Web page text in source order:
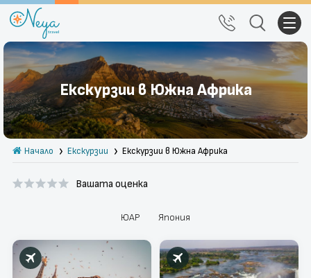
Почивки
Екскурзии
Тръгване от Варна
Екзотика
Почивки в България
Празници
Екскурзии в Южна Африка
Начало Екскурзии Екскурзии в Южна Африка
Вашата оценка
ЮАР Япония